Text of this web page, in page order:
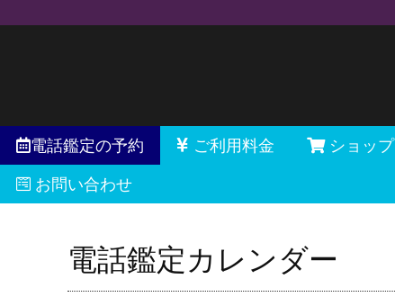
電話鑑定の予約 ご利用料金 ショップ
お問い合わせ
電話鑑定カレンダー